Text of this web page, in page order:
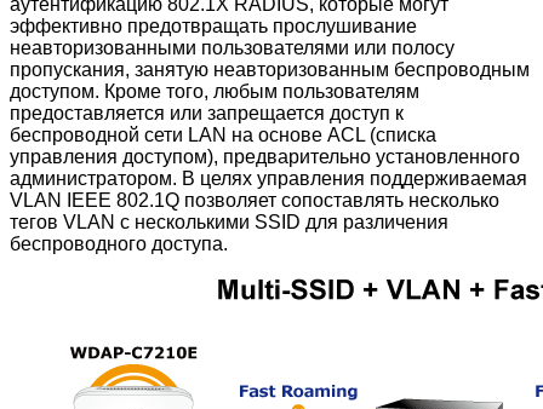
эффективно предотвращать прослушивание
неавторизованными пользователями или полосу
пропускания, занятую неавторизованным беспроводным
доступом. Кроме того, любым пользователям
предоставляется или запрещается доступ к
беспроводной сети LAN на основе ACL (списка
управления доступом), предварительно установленного
администратором. В целях управления поддерживаемая
VLAN IEEE 802.1Q позволяет сопоставлять несколько
тегов VLAN с несколькими SSID для различения
беспроводного доступа.